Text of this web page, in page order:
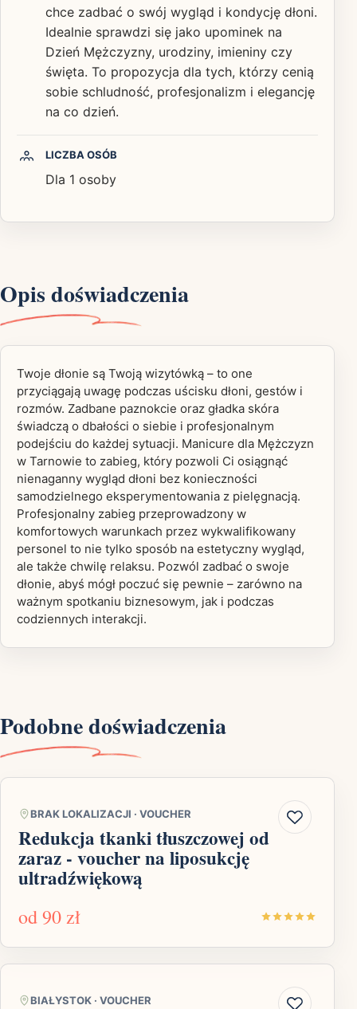
chce zadbać o swój wygląd i kondycję dłoni.
Idealnie sprawdzi się jako upominek na
Dzień Mężczyzny, urodziny, imieniny czy
święta. To propozycja dla tych, którzy cenią
sobie schludność, profesjonalizm i elegancję
na co dzień.
LICZBA OSÓB
Dla 1 osoby
Opis doświadczenia
Twoje dłonie są Twoją wizytówką – to one
przyciągają uwagę podczas uścisku dłoni, gestów i
rozmów. Zadbane paznokcie oraz gładka skóra
świadczą o dbałości o siebie i profesjonalnym
podejściu do każdej sytuacji. Manicure dla Mężczyzn
w Tarnowie to zabieg, który pozwoli Ci osiągnąć
nienaganny wygląd dłoni bez konieczności
samodzielnego eksperymentowania z pielęgnacją.
Profesjonalny zabieg przeprowadzony w
komfortowych warunkach przez wykwalifikowany
personel to nie tylko sposób na estetyczny wygląd,
ale także chwilę relaksu. Pozwól zadbać o swoje
dłonie, abyś mógł poczuć się pewnie – zarówno na
ważnym spotkaniu biznesowym, jak i podczas
codziennych interakcji.
Podobne doświadczenia
BRAK LOKALIZACJI · VOUCHER
Redukcja tkanki tłuszczowej od
zaraz - voucher na liposukcję
ultradźwiękową
od90 zł
BIAŁYSTOK · VOUCHER